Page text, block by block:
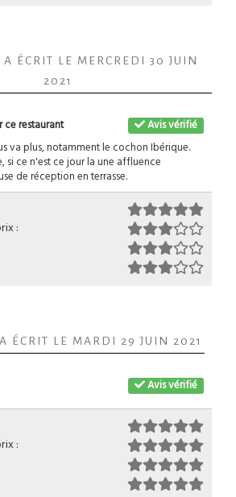
A ÉCRIT LE MERCREDI 30 JUIN
2021
Avis vérifié
ce restaurant
va plus, notamment le cochon Ibérique.
si ce n'est ce jour la une affluence
de réception en terrasse.
:
A ÉCRIT LE MARDI 29 JUIN 2021
Avis vérifié
: